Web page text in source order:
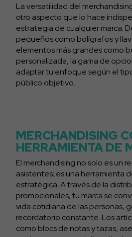
La versatilidad del
otro aspecto que lo hace
estrategia de cualquier marca.
pequeños como bolígrafos y
elementos más grandes como
personalizada, la gama de
adaptar tu enfoque según el
público objetivo.
MERCHANDISING
HERRAMIENTA DE
El merchandising no solo es un
asistentes; es una herramienta
estratégica. A través de la
promocionales, tu marca se
vida cotidiana de las personas,
recordatorio constante. Los
como blocs de notas y tazas,